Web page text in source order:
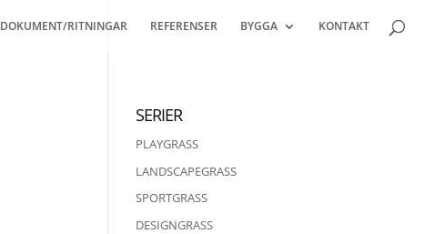
DOKUMENT/RITNINGAR REFERENSER BYGGA KONTAKT
SERIER
PLAYGRASS
LANDSCAPEGRASS
SPORTGRASS
DESIGNGRASS